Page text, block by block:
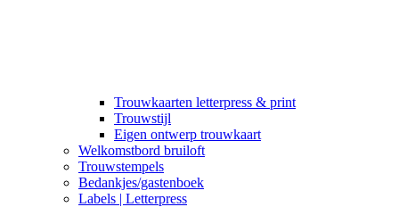
Trouwkaarten letterpress & print
Trouwstijl
Eigen ontwerp trouwkaart
Welkomstbord bruiloft
Trouwstempels
Bedankjes/gastenboek
Labels | Letterpress